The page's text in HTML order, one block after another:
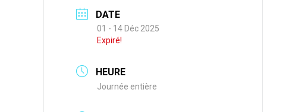
DATE
01 - 14 Déc 2025
Expiré!
HEURE
Journée entière